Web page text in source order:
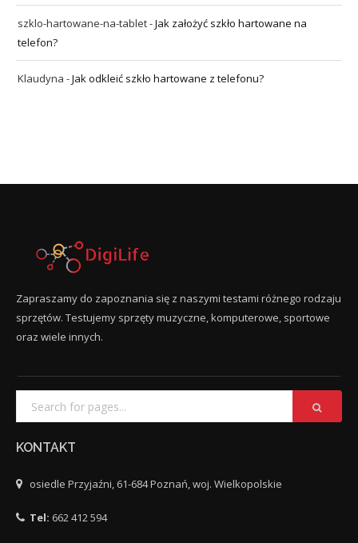
szklo-hartowane-na-tablet-Jak założyć szkło hartowane na
telefon?
Klaudyna -Jak odkleić szkło hartowane z telefonu?
Zapraszamy do zapoznania się z naszymi testami różnego rodzaju
sprzętów. Testujemy sprzęty muzyczne, komputerowe, sportowe
oraz wiele innych.
KONTAKT
osiedle Przyjaźni, 61-684 Poznań, woj. Wielkopolskie
Tel: 662 412 594